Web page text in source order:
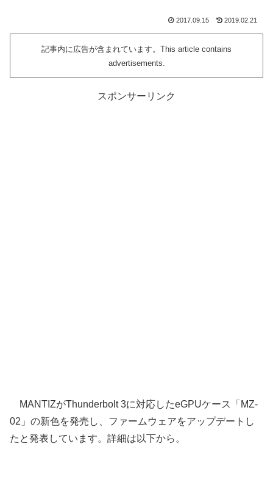
2017.09.15 2019.02.21
記事内に広告が含まれています。This article contains
advertisements.
スポンサーリンク
MANTIZがThunderbolt 3に対応したeGPUケース「MZ-
02」の新色を発売し、ファームウェアをアップデートし
たと発表しています。詳細は以下から。